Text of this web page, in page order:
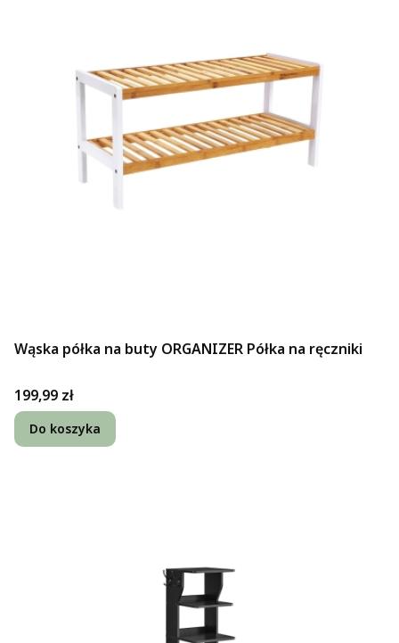
Wąska półka na buty ORGANIZER Półka na ręczniki
Cena
199,99 zł
Do koszyka